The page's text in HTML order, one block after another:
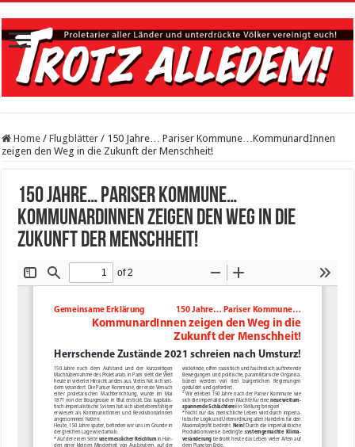
Home / Flugblätter / 150 Jahre… Pariser Kommune…KommunardInnen
zeigen den Weg in die Zukunft der Menschheit!
150 Jahre… Pariser Kommune…
KommunardInnen zeigen den Weg in die
Zukunft der Menschheit!